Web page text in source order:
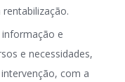
e
e necessidades,
com a